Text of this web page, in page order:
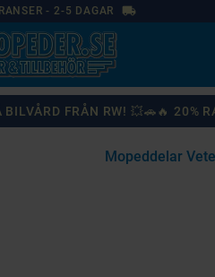
- 2-5 DAGAR local_shipping
BILVÅRD FRÅN RW! 💥🚗🔥 20%
Mopeddelar